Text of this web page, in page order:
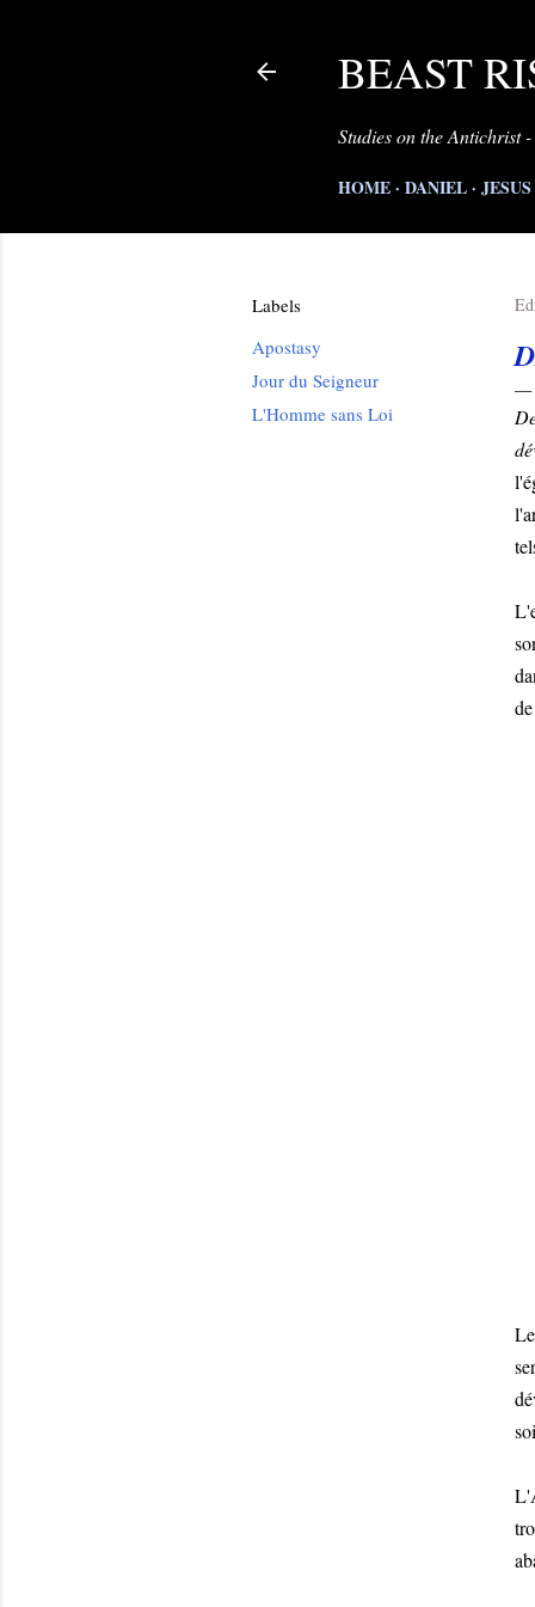
BEAST
Studies on the Antichrist
HOME DANIEL JESUS
Labels
Apostasy
Jour du Seigneur
L'Homme sans Loi